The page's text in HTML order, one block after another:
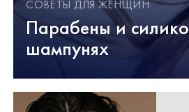
СОВЕТЫ ДЛЯ ЖЕНЩИН
Парабены и
шампунях